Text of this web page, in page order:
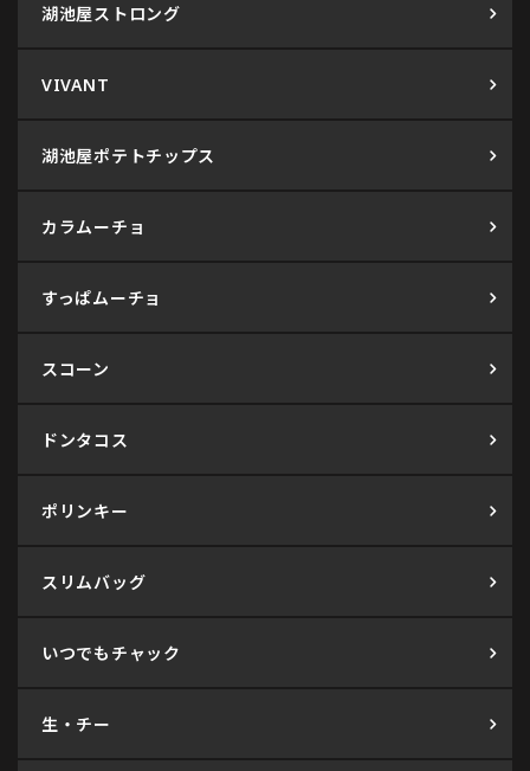
湖池屋ストロング
VIVANT
湖池屋ポテトチップス
カラムーチョ
すっぱムーチョ
スコーン
ドンタコス
ポリンキー
スリムバッグ
いつでもチャック
生・チー